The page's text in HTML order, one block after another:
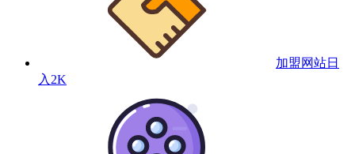
加盟网站日
入2K